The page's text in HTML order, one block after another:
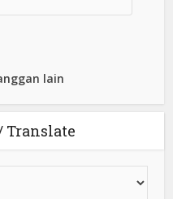
lain
Translate